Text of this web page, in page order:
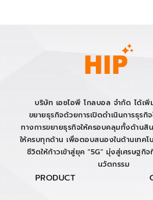
บริษัท เอชไอพี โกลบอล จำกัด ได้เพิ่
ขยายธุรกิจด้วยการเปิดดำเนินการธุรกิ
ทางการขยายธุรกิจให้ครอบคลุมทั้งด้านสิ
ให้ครบทุกด้าน เพื่อตอบสนองในด้านเทค
ชีวิตให้ก้าวเข้าสู่ยุค "5G" มุ่งสู่เศรษฐกิ
นวัตกรรม
PRODUCT